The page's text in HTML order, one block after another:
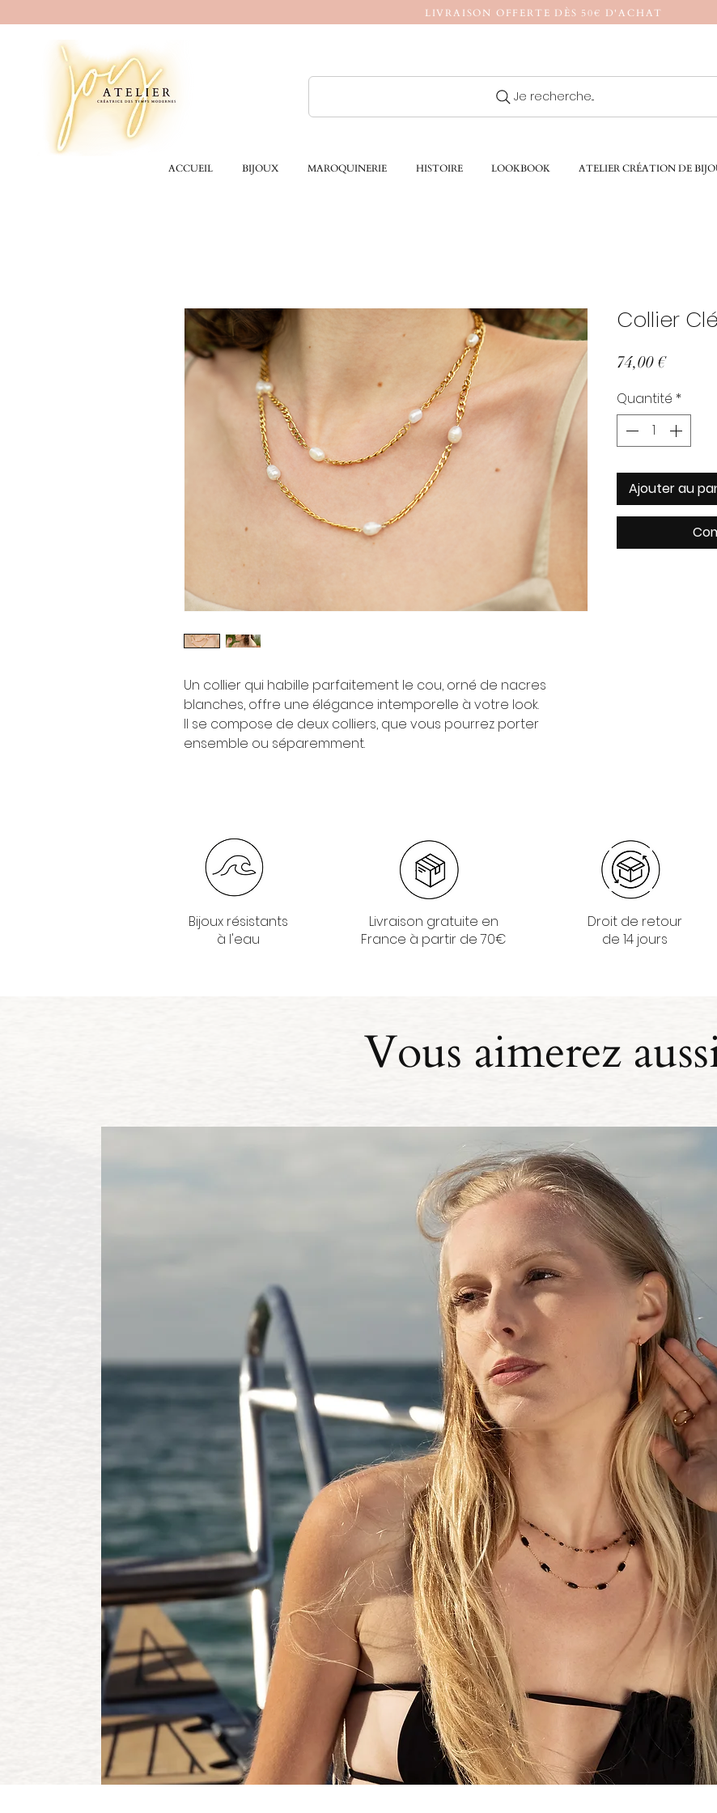
LIVRAISON OFFERTE DÈS 50€ D'ACHAT
Je recherche...
ACCUEIL BIJOUX MAROQUINERIE HISTOIRE LOOKBOOK ATELIER CRÉATION DE
Un collier qui habille parfaitement le cou, orné de nacres
blanches, offre une élégance intemporelle à votre look.
Il se compose de deux colliers, que vous pourrez porter
ensemble ou séparemment.
Collier
74,00 €Prix
Quantité *
Ajouter au
Bijoux résistants
à l'eau
Livraison gratuite en
France à partir de 70€
Droit de retour
de 14 jours
Vous aimerez